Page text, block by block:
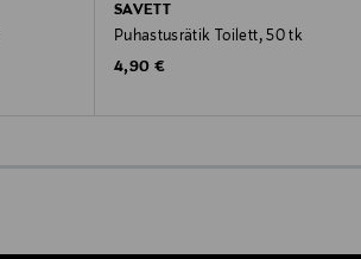
SAVETT
Puhastusrätik Toilett, 50 tk
Original Price
4,90 €